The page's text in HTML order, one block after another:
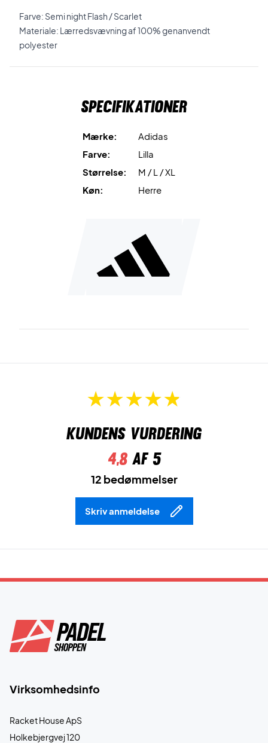
Farve: Semi night Flash / Scarlet
Materiale: Lærredsvævning af 100% genanvendt
polyester
Specifikationer
Mærke:
Adidas
Farve:
Lilla
Størrelse:
M / L / XL
Køn:
Herre
Kundens vurdering
4,8af 5
12 bedømmelser
Skriv anmeldelse
Virksomhedsinfo
Racket House ApS
Holkebjergvej 120